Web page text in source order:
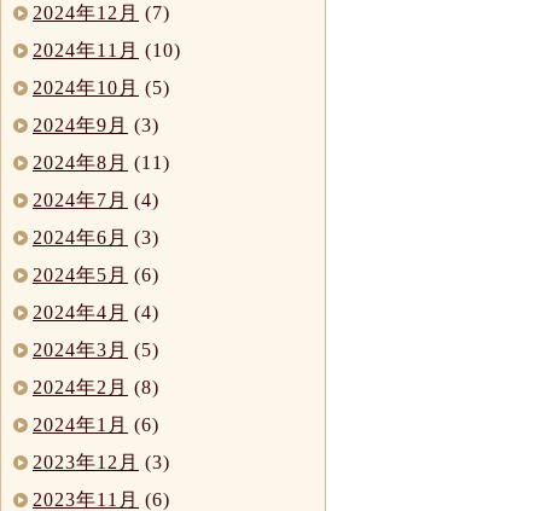
2024年12月 (7)
2024年11月 (10)
2024年10月 (5)
2024年9月 (3)
2024年8月 (11)
2024年7月 (4)
2024年6月 (3)
2024年5月 (6)
2024年4月 (4)
2024年3月 (5)
2024年2月 (8)
2024年1月 (6)
2023年12月 (3)
2023年11月 (6)